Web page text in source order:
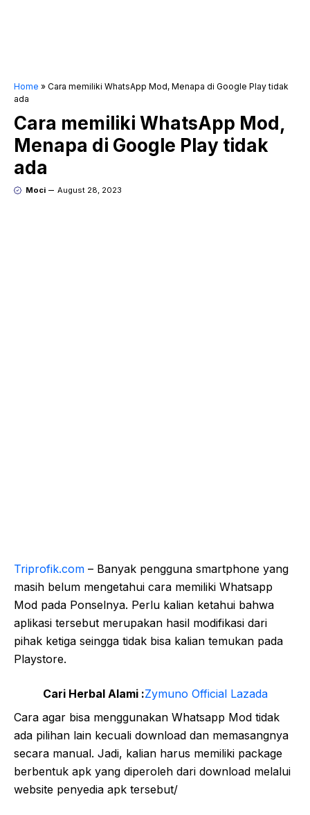
Home » Cara memiliki WhatsApp Mod, Menapa di Google Play tidak
ada
Cara memiliki WhatsApp Mod,
Menapa di Google Play tidak
ada
Moci August 28, 2023
Triprofik.com – Banyak pengguna smartphone yang
masih belum mengetahui cara memiliki Whatsapp
Mod pada Ponselnya. Perlu kalian ketahui bahwa
aplikasi tersebut merupakan hasil modifikasi dari
pihak ketiga seingga tidak bisa kalian temukan pada
Playstore.
Cari Herbal Alami :Zymuno Official Lazada
Cara agar bisa menggunakan Whatsapp Mod tidak
ada pilihan lain kecuali download dan memasangnya
secara manual. Jadi, kalian harus memiliki package
berbentuk apk yang diperoleh dari download melalui
website penyedia apk tersebut/